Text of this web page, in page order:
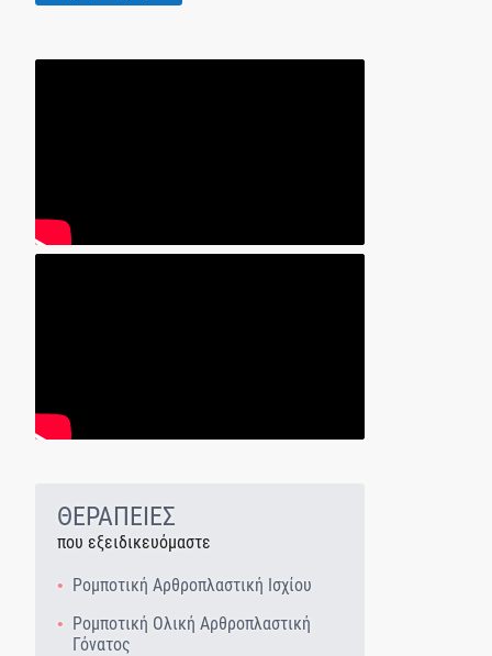
ΘΕΡΑΠΕΙΕΣ
που εξειδικευόμαστε
Ρομποτική Αρθροπλαστική Ισχίου
Ρομποτική Ολική Αρθροπλαστική
Γόνατος